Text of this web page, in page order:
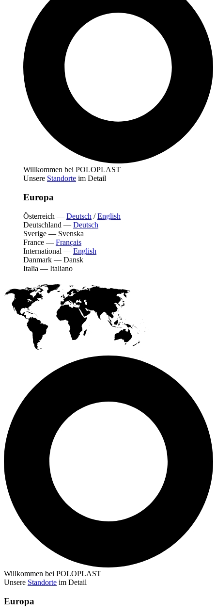
Willkommen bei POLOPLAST
Unsere Standorte im Detail
Europa
Österreich — Deutsch /English
Deutschland — Deutsch
Sverige — Svenska
France — Français
International — English
Danmark — Dansk
Italia — Italiano
Willkommen bei POLOPLAST
Unsere Standorte im Detail
Europa